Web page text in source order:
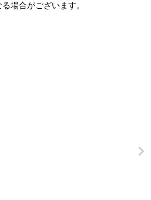
場合がございます。